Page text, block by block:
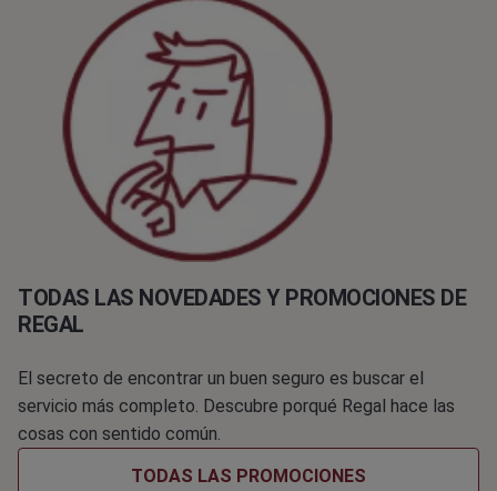
TODAS LAS NOVEDADES Y PROMOCIONES DE
REGAL
El secreto de encontrar un buen seguro es buscar el
servicio más completo. Descubre porqué Regal hace las
cosas con sentido común.
TODAS LAS PROMOCIONES